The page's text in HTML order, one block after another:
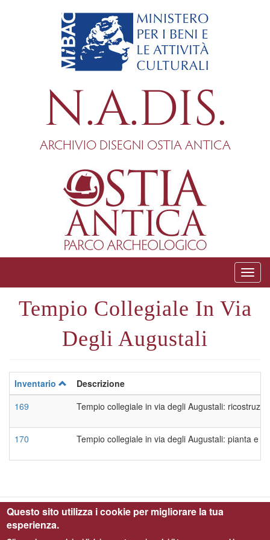
N.A.DIS.
ARCHIVIO DISEGNI OSTIA ANTICA
Tempio Collegiale In Via
Degli Augustali
Inventario
Descrizione
169
Tempio collegiale in via degli Augustali:
170 Tempio collegiale in via degli Augustali: pianta e
Parco Archeologico di Ostia Antica © 2019 - All Right Reserved - C.F.
Questo sito utilizza i cookie per migliorare la tua
esperienza.